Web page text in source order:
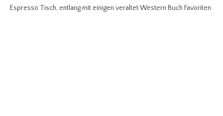
Espresso Tisch, entlang mit einigen veraltet Western Buch Favoriten.